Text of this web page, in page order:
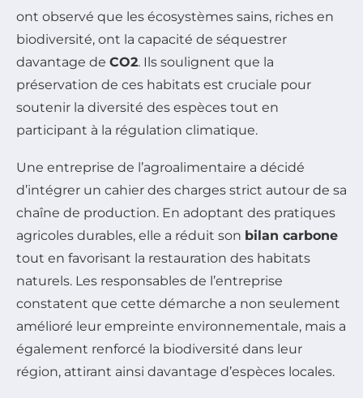
ont observé que les écosystèmes sains, riches en
biodiversité, ont la capacité de séquestrer
davantage de CO2. Ils soulignent que la
préservation de ces habitats est cruciale pour
soutenir la diversité des espèces tout en
participant à la régulation climatique.
Une entreprise de l’agroalimentaire a décidé
d’intégrer un cahier des charges strict autour de sa
chaîne de production. En adoptant des pratiques
agricoles durables, elle a réduit son bilan carbone
tout en favorisant la restauration des habitats
naturels. Les responsables de l’entreprise
constatent que cette démarche a non seulement
amélioré leur empreinte environnementale, mais a
également renforcé la biodiversité dans leur
région, attirant ainsi davantage d’espèces locales.